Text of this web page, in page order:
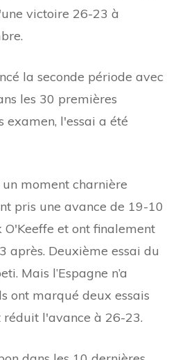
victoire 26-23 à
la seconde période avec
les 30 premières
examen, l'essai a été
moment charnière
pris une avance de 19-10
et ont finalement
après. Deuxième essai du
Mais l’Espagne n’a
ont marqué deux essais
réduit l'avance à 26-23.